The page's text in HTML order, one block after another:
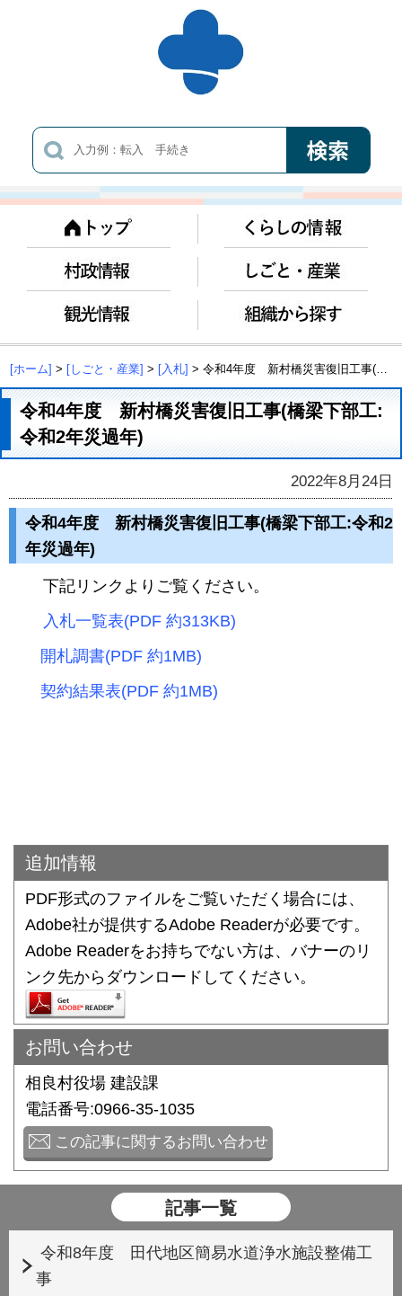
[ホーム] > [しごと・産業] > [入札] > 令和4年度 新村橋災害復旧工事(橋梁下部工:令和2年災過年)
令和4年度 新村橋災害復旧工事(橋梁下部工:
令和2年災過年)
2022年8月24日
令和4年度 新村橋災害復旧工事(橋梁下部工:令和2
年災過年)
下記リンクよりご覧ください。
入札一覧表(PDF 約313KB)
開札調書(PDF 約1MB)
契約結果表(PDF 約1MB)
追加情報
PDF形式のファイルをご覧いただく場合には、
Adobe社が提供するAdobe Readerが必要です。
Adobe Readerをお持ちでない方は、バナーのリ
ンク先からダウンロードしてください。
お問い合わせ
相良村役場 建設課
電話番号:0966-35-1035
この記事に関するお問い合わせ
記事一覧
令和8年度 田代地区簡易水道浄水施設整備工
事